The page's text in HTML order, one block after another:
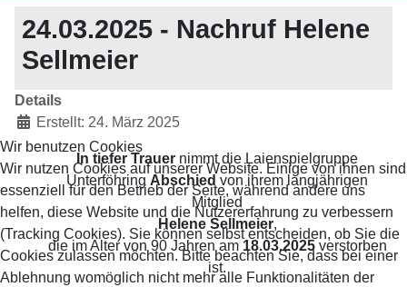
24.03.2025 - Nachruf Helene
Sellmeier
Details
Erstellt: 24. März 2025
In tiefer Trauer nimmt die Laienspielgruppe
Unterföhring Abschied von ihrem langjährigen
Mitglied
Helene Sellmeier,
die im Alter von 90 Jahren am 18.03.2025verstorben
ist.
Wir benutzen Cookies
Wir nutzen Cookies auf unserer Website. Einige von ihnen sind
essenziell für den Betrieb der Seite, während andere uns
helfen, diese Website und die Nutzererfahrung zu verbessern
(Tracking Cookies). Sie können selbst entscheiden, ob Sie die
Cookies zulassen möchten. Bitte beachten Sie, dass bei einer
Ablehnung womöglich nicht mehr alle Funktionalitäten der